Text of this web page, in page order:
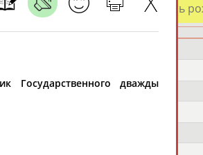
У кого сегодня день
Государственного дважды